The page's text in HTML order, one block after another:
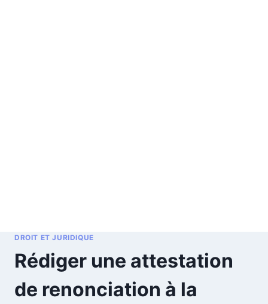
DROIT ET JURIDIQUE
Rédiger une attestation
de renonciation à la